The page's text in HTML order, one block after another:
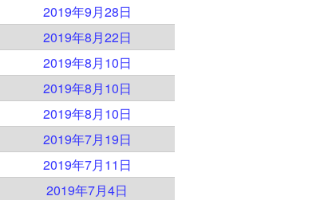
2019年9月28日
2019年8月22日
2019年8月10日
2019年8月10日
2019年8月10日
2019年7月19日
2019年7月11日
2019年7月4日